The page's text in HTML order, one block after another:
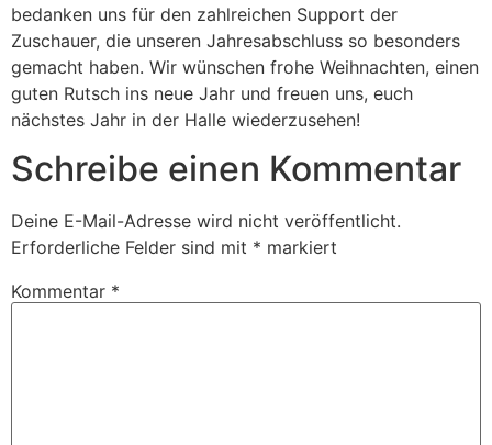
bedanken uns für den zahlreichen Support der
Zuschauer, die unseren Jahresabschluss so besonders
gemacht haben. Wir wünschen frohe Weihnachten, einen
guten Rutsch ins neue Jahr und freuen uns, euch
nächstes Jahr in der Halle wiederzusehen!
Schreibe einen Kommentar
Deine E-Mail-Adresse wird nicht veröffentlicht.
Erforderliche Felder sind mit * markiert
Kommentar *